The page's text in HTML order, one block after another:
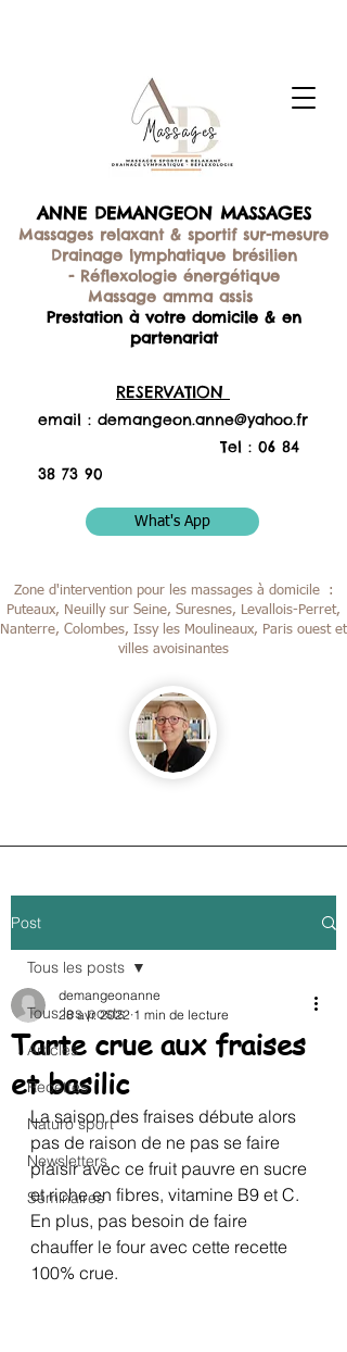
ANNE DEMANGEON MASSAGES
Massages relaxant & sportif sur-mesure
Drainage lymphatique brésilien
- Réflexologie énergétique
Massage amma assis
Prestation à votre domicile & en
partenariat
RESERVATION
email : demangeon.anne@yahoo.fr
Tel : 06 84
38 73 90
What's App
Zone d'intervention pour les massages à domicile :
Puteaux, Neuilly sur Seine, Suresnes, Levallois-Perret,
Nanterre, Colombes, Issy les Moulineaux, Paris ouest et
villes avoisinantes
Post
Tous les posts
Articles
Recettes
Naturo sport
Newsletters
Séminaires
Tous les posts
Tarte crue aux fraises
et basilic
demangeonanne
28 avr. 2022 1 min de lecture
La saison des fraises débute alors
pas de raison de ne pas se faire
plaisir avec ce fruit pauvre en sucre
et riche en fibres, vitamine B9 et C.
En plus, pas besoin de faire
chauffer le four avec cette recette
100% crue.